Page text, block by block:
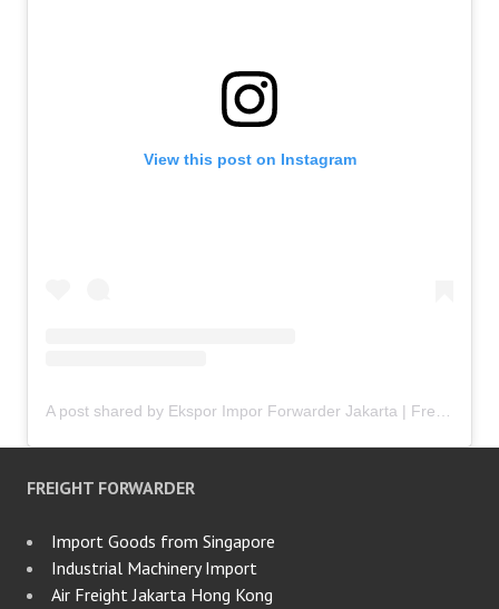
View this post on Instagram
FREIGHT FORWARDER
Import Goods from Singapore
Industrial Machinery Import
Air Freight Jakarta Hong Kong